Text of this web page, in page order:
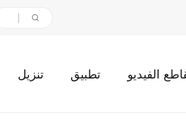
الفيديو تطبيق تنزيل